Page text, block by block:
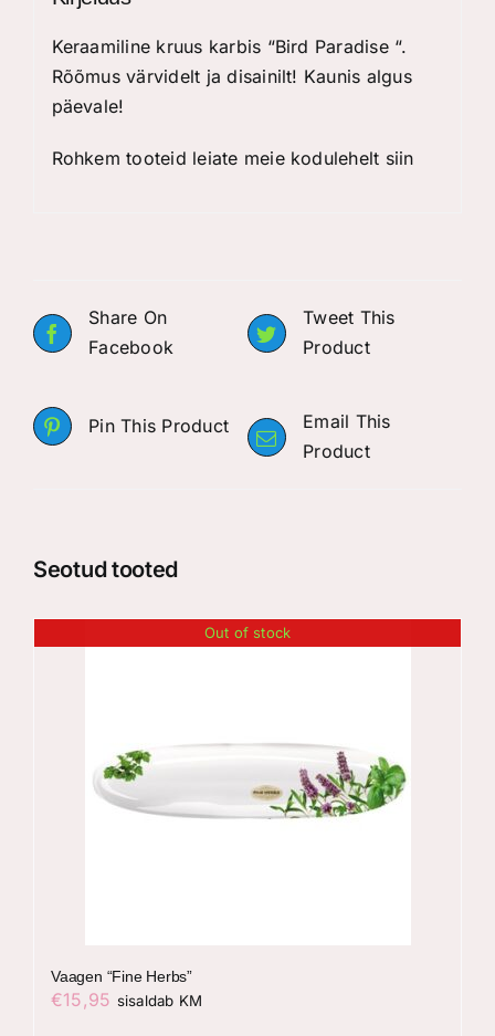
Keraamiline kruus karbis “Bird Paradise “.
Rõõmus värvidelt ja disainilt! Kaunis algus
päevale!
Rohkem tooteid leiate meie kodulehelt siin
Share On
Facebook
Tweet This
Product
Pin This Product
Email This
Product
Seotud tooted
Out of stock
Vaagen “Fine Herbs”
€15,95 sisaldab KM